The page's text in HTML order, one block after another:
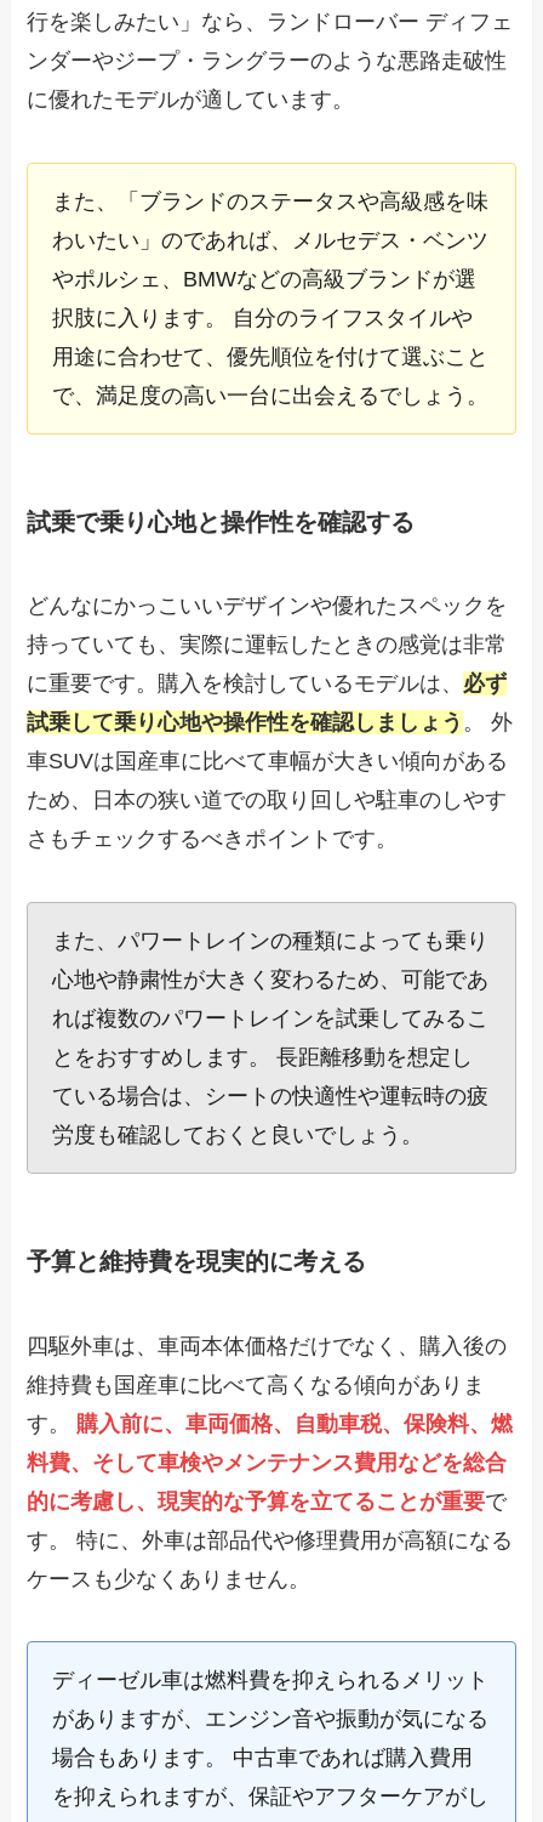
行を楽しみたい」なら、ランドローバー ディフェ
ンダーやジープ・ラングラーのような悪路走破性
に優れたモデルが適しています。
また、「ブランドのステータスや高級感を味
わいたい」のであれば、メルセデス・ベンツ
やポルシェ、BMWなどの高級ブランドが選
択肢に入ります。 自分のライフスタイルや
用途に合わせて、優先順位を付けて選ぶこと
で、満足度の高い一台に出会えるでしょう。
試乗で乗り心地と操作性を確認する
どんなにかっこいいデザインや優れたスペックを
持っていても、実際に運転したときの感覚は非常
に重要です。購入を検討しているモデルは、 必ず
試乗して乗り心地や操作性を確認しましょう 。 外
車SUVは国産車に比べて車幅が大きい傾向がある
ため、日本の狭い道での取り回しや駐車のしやす
さもチェックするべきポイントです。
また、パワートレインの種類によっても乗り
心地や静粛性が大きく変わるため、可能であ
れば複数のパワートレインを試乗してみるこ
とをおすすめします。 長距離移動を想定し
ている場合は、シートの快適性や運転時の疲
労度も確認しておくと良いでしょう。
予算と維持費を現実的に考える
四駆外車は、車両本体価格だけでなく、購入後の
維持費も国産車に比べて高くなる傾向がありま
す。 購入前に、車両価格、自動車税、保険料、燃
料費、そして車検やメンテナンス費用などを総合
的に考慮し、現実的な予算を立てることが重要で
す。 特に、外車は部品代や修理費用が高額になる
ケースも少なくありません。
ディーゼル車は燃料費を抑えられるメリット
がありますが、エンジン音や振動が気になる
場合もあります。 中古車であれば購入費用
を抑えられますが、保証やアフターケアがし